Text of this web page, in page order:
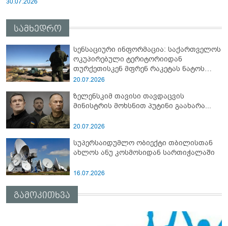
სამხედრო
სენსაციური ინფორმაცია: საქართველოს
ოკუპირებული ტერიტორიიდან
თურქეთისკენ მფრენ რაკეტას ნატოს
სამიტი კინაღამ ჩაუშლია
20.07.2026
ზელენსკიმ თავისი თავდაცვის
მინისტრის მოხსნით პუტინი გაახარა...
20.07.2026
სუპერსაიდუმლო ობიექტი თბილისთან
ახლოს ანუ კოსმოსიდან სართიჭალაში
16.07.2026
გამოკითხვა